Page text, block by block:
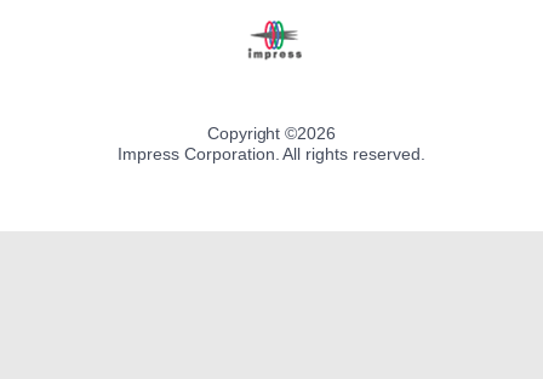
Copyright ©2026
Impress Corporation. All rights reserved.